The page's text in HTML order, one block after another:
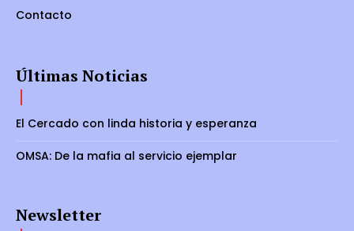
Contacto
Últimas Noticias
El Cercado con linda historia y esperanza
OMSA: De la mafia al servicio ejemplar
Newsletter